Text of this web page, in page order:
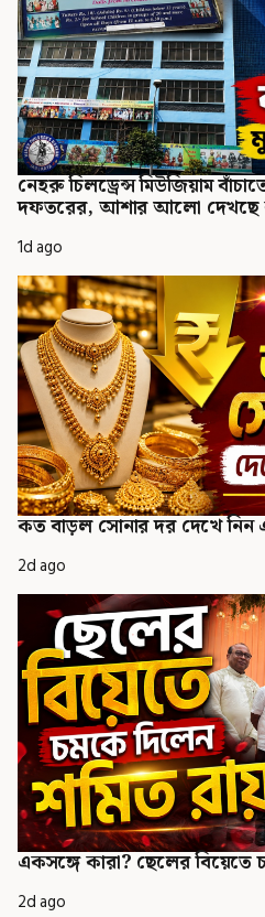
নেহরু চিলড্রেন্স মিউজিয়াম
দফতরের, আশার আলো দেখছে
1d ago
কত বাড়ল সোনার দর দেখে
2d ago
একসঙ্গে কারা? ছেলের বিয়েতে
2d ago